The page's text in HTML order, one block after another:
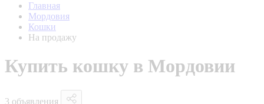
Главная
Мордовия
Кошки
На продажу
Купить кошку в Мордовии
3 объявления